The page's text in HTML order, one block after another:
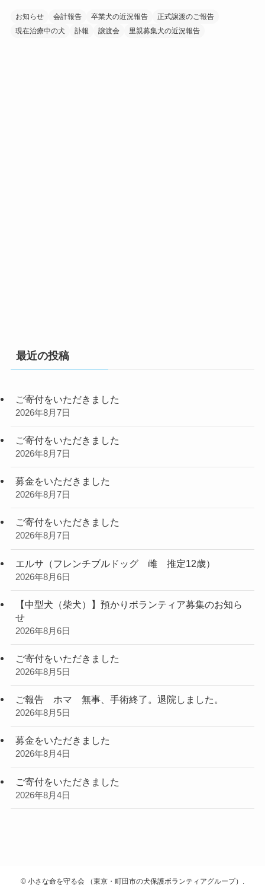
お知らせ 会計報告 卒業犬の近況報告
正式譲渡のご報告
現在治療中の犬
訃報 譲渡会 里親募集犬の近況報告
最近の投稿
ご寄付をいただきました
2026年8月7日
ご寄付をいただきました
2026年8月7日
募金をいただきました
2026年8月7日
ご寄付をいただきました
2026年8月7日
エルサ（フレンチブルドッグ 雌 推定12歳）
2026年8月6日
【中型犬（柴犬）】預かりボランティア募集のお知ら
せ
2026年8月6日
ご寄付をいただきました
2026年8月5日
ご報告 ホマ 無事、手術終了。退院しました。
2026年8月5日
募金をいただきました
2026年8月4日
ご寄付をいただきました
2026年8月4日
© 小さな命を守る会 （東京・町田市の犬保護ボランティアグループ）.